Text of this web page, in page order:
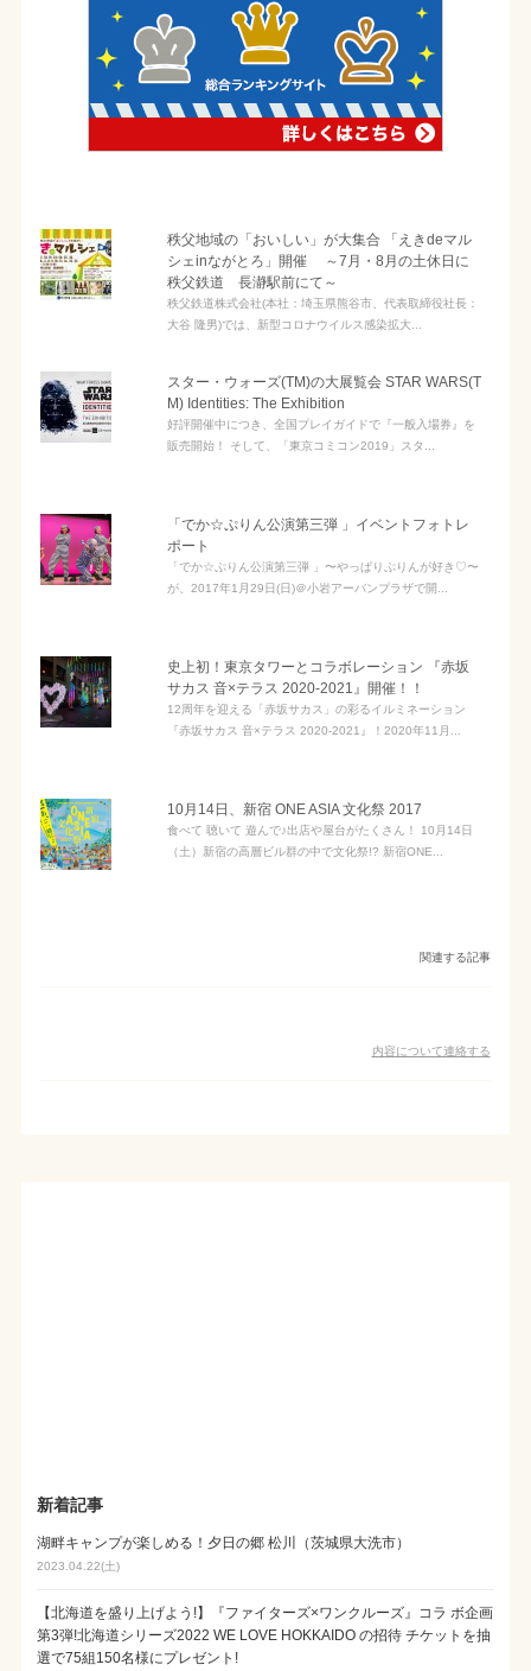
秩父地域の「おいしい」が大集合 「えきdeマル
シェinながとろ」開催 ～7月・8月の土休日に
秩父鉄道 長瀞駅前にて～
秩父鉄道株式会社(本社：埼玉県熊谷市、代表取締役社長：
大谷 隆男)では、新型コロナウイルス感染拡大...
スター・ウォーズ(TM)の大展覧会 STAR WARS(T
M) Identities: The Exhibition
好評開催中につき、全国プレイガイドで『一般入場券』を
販売開始！ そして、「東京コミコン2019」スタ...
「でか☆ぷりん公演第三弾 」イベントフォトレ
ポート
「でか☆ぷりん公演第三弾 」〜やっぱりぷりんが好き♡〜
が、2017年1月29日(日)＠小岩アーバンプラザで開...
史上初！東京タワーとコラボレーション 『赤坂
サカス 音×テラス 2020-2021』開催！！
12周年を迎える「赤坂サカス」の彩るイルミネーション
『赤坂サカス 音×テラス 2020-2021』！2020年11月...
10月14日、新宿 ONE ASIA 文化祭 2017
食べて 聴いて 遊んで♪出店や屋台がたくさん！ 10月14日
（土）新宿の高層ビル群の中で文化祭!? 新宿ONE...
関連する記事
内容について連絡する
新着記事
湖畔キャンプが楽しめる！夕日の郷 松川（茨城県大洗市）
2023.04.22(土)
【北海道を盛り上げよう!】『ファイターズ×ワンクルーズ』コラ ボ企画
第3弾!北海道シリーズ2022 WE LOVE HOKKAIDO の招待 チケットを抽
選で75組150名様にプレゼント!